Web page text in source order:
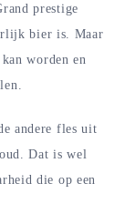
prestige
bier is. Maar
worden en
andere fles uit
Dat is wel
die op een